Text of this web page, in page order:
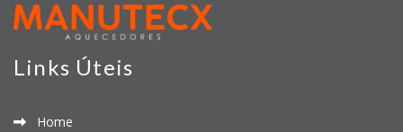
Links Úteis
Home